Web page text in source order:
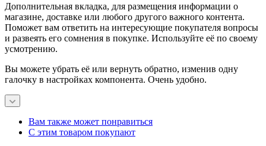
Дополнительная вкладка, для размещения информации о
магазине, доставке или любого другого важного контента.
Поможет вам ответить на интересующие покупателя вопросы
и развеять его сомнения в покупке. Используйте её по своему
усмотрению.
Вы можете убрать её или вернуть обратно, изменив одну
галочку в настройках компонента. Очень удобно.
Вам также может понравиться
С этим товаром покупают